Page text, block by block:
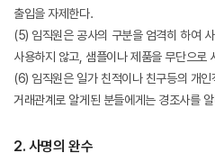
출입을 자제한다.
(5) 임직원은 공사의 구분을 엄격히 하여
사용하지 않고, 샘플이나 제품을 무단으로
(6) 임직원은 일가 친적이나 친구등의 개
거래관계로 알게된 분들에게는 경조사를
2. 사명의 완수